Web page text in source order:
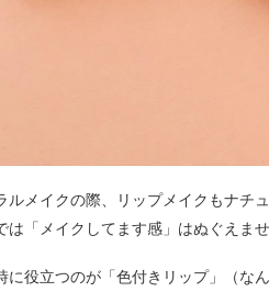
ルメイクの際、リップメイクもナチ
は「メイクしてます感」はぬぐえませ
に役立つのが「色付きリップ」（な